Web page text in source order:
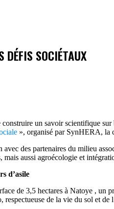
DÉFIS SOCIÉTAUX
un savoir scientifique
», organisé par SynHERA, la
des partenaires du milieu
aussi agroécologie et
d’asile
de 3,5 hectares à Natoye ,
de la vie du sol et de